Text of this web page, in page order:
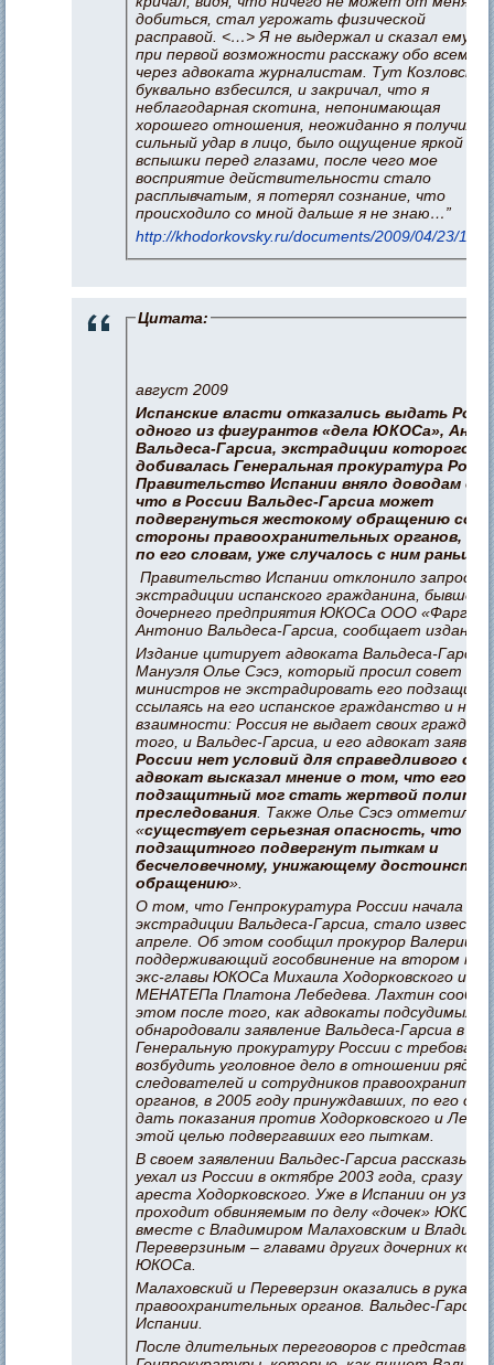
добиться, стал угрожать физической
расправой. <…> Я не выдержал и сказал ему,
при первой возможности расскажу обо всем
через адвоката журналистам. Тут Козловский
буквально взбесился, и закричал, что я
неблагодарная скотина, непонимающая
хорошего отношения, неожиданно я получил
сильный удар в лицо, было ощущение яркой
вспышки перед глазами, после чего мое
восприятие действительности стало
расплывчатым, я потерял сознание, что
происходило со мной дальше я не знаю…”
http://khodorkovsky.ru/documents/2009/04/23/
Цитата:
август 2009
Испанские власти отказались выдать
одного из фигурантов «дела ЮКОСа»,
Вальдеса-Гарсиа, экстрадиции которого
добивалась Генеральная прокуратура
Правительство Испании вняло доводам о
что в России Вальдес-Гарсиа может
подвергнуться жестокому обращению со
стороны правоохранительных органов,
по его словам, уже случалось с ним раньше.
Правительство Испании отклонило запрос об
экстрадиции испанского гражданина,
дочернего предприятия ЮКОСа ООО
Антонио Вальдеса-Гарсиа, сообщает издание
Издание цитирует адвоката Вальдеса-Гарсиа
Мануэля Олье Сэсэ, который просил совет
министров не экстрадировать его
ссылаясь на его испанское гражданство и на
взаимности: Россия не выдает своих
того, и Вальдес-Гарсиа, и его адвокат
России нет условий для справедливого
адвокат высказал мнение о том, что его
подзащитный мог стать жертвой
преследования . Также Олье Сэсэ отметил,
«существует серьезная опасность, что его
подзащитного подвергнут пыткам и
бесчеловечному, унижающему достоинство
обращению».
О том, что Генпрокуратура России начала
экстрадиции Вальдеса-Гарсиа, стало
апреле. Об этом сообщил прокурор Валерий
поддерживающий гособвинение на втором
экс-главы ЮКОСа Михаила Ходорковского и
МЕНАТЕПа Платона Лебедева. Лахтин
этом после того, как адвокаты подсудимых
обнародовали заявление Вальдеса-Гарсиа в
Генеральную прокуратуру России с
возбудить уголовное дело в отношении ряда
следователей и сотрудников
органов, в 2005 году принуждавших, по его
дать показания против Ходорковского и
этой целью подвергавших его пыткам.
В своем заявлении Вальдес-Гарсиа
уехал из России в октябре 2003 года, сразу
ареста Ходорковского. Уже в Испании он
проходит обвиняемым по делу «дочек» ЮКОСа
вместе с Владимиром Малаховским и
Переверзиным – главами других дочерних
ЮКОСа.
Малаховский и Переверзин оказались в руках
правоохранительных органов. Вальдес-Гарсиа
Испании.
После длительных переговоров с